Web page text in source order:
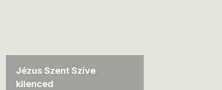
Jézus Szent Szíve
kilenced